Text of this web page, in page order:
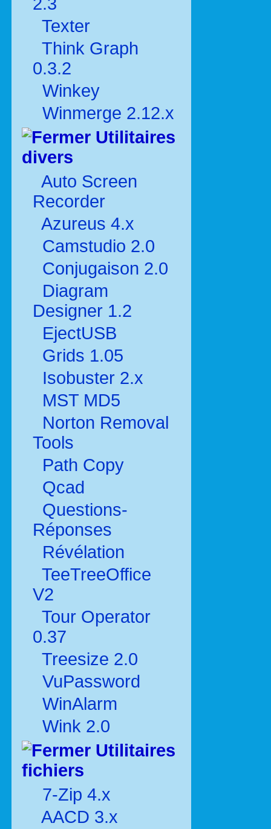
Texter
Think Graph
0.3.2
Winkey
Winmerge 2.12.x
Utilitaires
divers
Auto Screen
Recorder
Azureus 4.x
Camstudio 2.0
Conjugaison 2.0
Diagram
Designer 1.2
EjectUSB
Grids 1.05
Isobuster 2.x
MST MD5
Norton Removal
Tools
Path Copy
Qcad
Questions-
Réponses
Révélation
TeeTreeOffice
V2
Tour Operator
0.37
Treesize 2.0
VuPassword
WinAlarm
Wink 2.0
Utilitaires
fichiers
7-Zip 4.x
AACD 3.x